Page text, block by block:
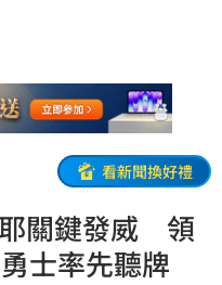
看新聞換好禮
關鍵發威 領
士率先聽牌